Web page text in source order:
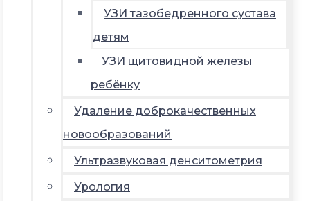
УЗИ тазобедренного сустава
детям
УЗИ щитовидной железы
ребёнку
Удаление доброкачественных
новообразований
Ультразвуковая денситометрия
Урология